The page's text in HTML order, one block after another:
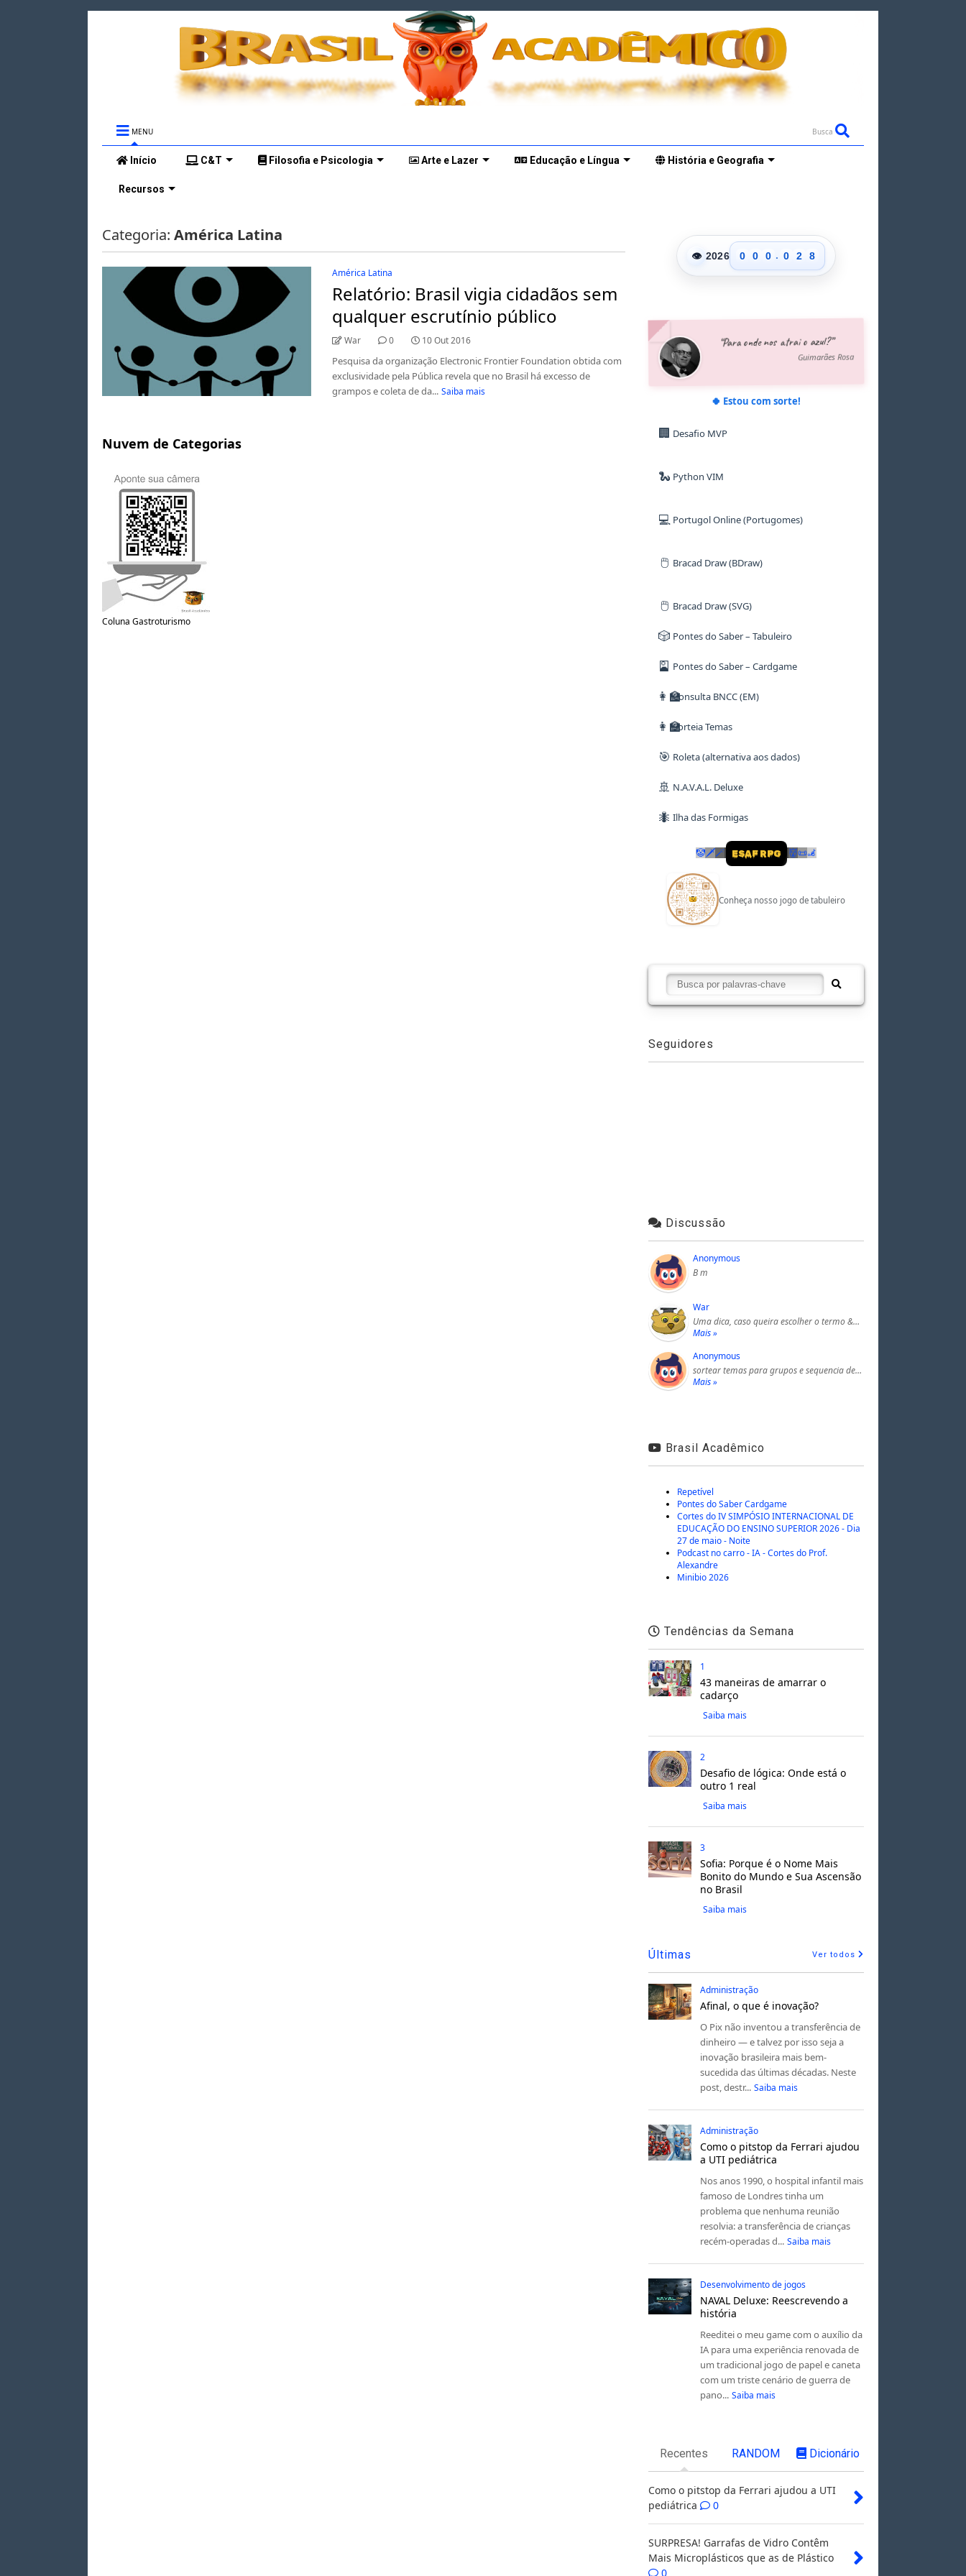
MENU Busca
Início C&T Filosofia e Psicologia Arte e Lazer Educação e Língua História e Geografia
Recursos
Categoria: América Latina
América Latina
Relatório: Brasil vigia cidadãos sem
qualquer escrutínio público
War 0 10 Out 2016
Pesquisa da organização Electronic Frontier Foundation obtida com
exclusividade pela Pública revela que no Brasil há excesso de
grampos e coleta de da... Saiba mais
Nuvem de Categorias
Coluna Gastroturismo
👁 2026
0
1
6
0
1
6
0
1
6
. 0
1
6
1
2
3
8
9
7
8
9
“Para onde nos atrai o azul?”
Guimarães Rosa
🍀 Estou com sorte!
🏢 Desafio MVP
🐍 Python VIM
💻 Portugol Online (Portugomes)
🖱️ Bracad Draw (BDraw)
🖱️ Bracad Draw (SVG)
🎲 Pontes do Saber – Tabuleiro
🎴 Pontes do Saber – Cardgame
👩‍🏫Consulta BNCC (EM)
👩‍🏫Sorteia Temas
🎯 Roleta (alternativa aos dados)
🚢 N.A.V.A.L. Deluxe
🐜 Ilha das Formigas
🤡🗡🪄 ESAF RPG 👹📜🦼
Conheça nosso jogo de tabuleiro
Seguidores
Discussão
Anonymous
B m
War
Uma dica, caso queira escolher o termo &…
Mais »
Anonymous
sortear temas para grupos e sequencia de…
Mais »
Brasil Acadêmico
Repetível
Pontes do Saber Cardgame
Cortes do IV SIMPÓSIO INTERNACIONAL DE
EDUCAÇÃO DO ENSINO SUPERIOR 2026 - Dia
27 de maio - Noite
Podcast no carro - IA - Cortes do Prof.
Alexandre
Minibio 2026
Tendências da Semana
1
43 maneiras de amarrar o
cadarço
Saiba mais
2
Desafio de lógica: Onde está o
outro 1 real
Saiba mais
3
Sofia: Porque é o Nome Mais
Bonito do Mundo e Sua Ascensão
no Brasil
Saiba mais
Últimas Ver todos
Administração
Afinal, o que é inovação?
O Pix não inventou a transferência de
dinheiro — e talvez por isso seja a
inovação brasileira mais bem-
sucedida das últimas décadas. Neste
post, destr... Saiba mais
Administração
Como o pitstop da Ferrari ajudou
a UTI pediátrica
Nos anos 1990, o hospital infantil mais
famoso de Londres tinha um
problema que nenhuma reunião
resolvia: a transferência de crianças
recém-operadas d... Saiba mais
Desenvolvimento de jogos
NAVAL Deluxe: Reescrevendo a
história
Reeditei o meu game com o auxílio da
IA para uma experiência renovada de
um tradicional jogo de papel e caneta
com um triste cenário de guerra de
pano... Saiba mais
Recentes RANDOM Dicionário
Como o pitstop da Ferrari ajudou a UTI
pediátrica
0
SURPRESA! Garrafas de Vidro Contêm
Mais Microplásticos que as de Plástico
0